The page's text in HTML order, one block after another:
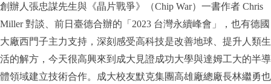
創辦人張忠謀先生與《晶片戰爭》（Chip War）一書作者 Chris
Miller 對談、前日臺德合辦的「2023 台灣永續峰會」，也有德國
大廠西門子主力支持，深刻感受高科技是改善地球、提升人類生
活的解方，今天很高興來到成大見證成功大學與達姆工大的半導
體領域建立技術合作。成大校友默克集團高雄廠總廠長林繼勇也